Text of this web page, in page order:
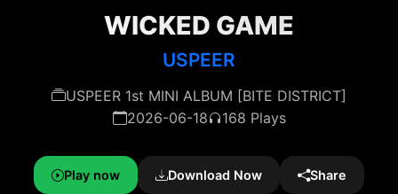
WICKED GAME
USPEER
USPEER 1st MINI ALBUM [BITE DISTRICT]
2026-06-18
168 Plays
Play now Download Now Share